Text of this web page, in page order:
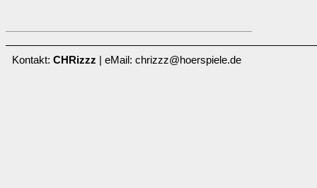
Kontakt: CHRizzz | eMail: chrizzz@hoerspiele.de